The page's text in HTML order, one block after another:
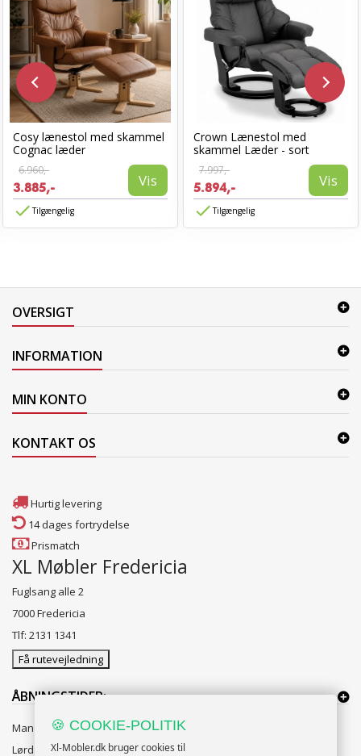
Cosy lænestol med skammel
Cognac læder
6.960,-
3.885,- Vis
Tilgængelig
Crown Lænestol med
skammel Læder - sort
7.997,-
5.894,- Vis
Tilgængelig
OVERSIGT
INFORMATION
MIN KONTO
KONTAKT OS
Hurtig levering
14 dages fortrydelse
Prismatch
XL Møbler Fredericia
Fuglsang alle 2
7000 Fredericia
Tlf: 2131 1341
Få rutevejledning
ÅBNINGSTIDER:
Mandag til Fredag 10:00 til 18:00
Lørdag og Søndag 10:00 til 16:00
🍪 COOKIE-POLITIK
Xl-Mobler.dk bruger cookies til